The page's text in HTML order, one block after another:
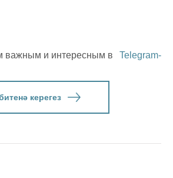
важным и интересным в
Telegram-
керегез